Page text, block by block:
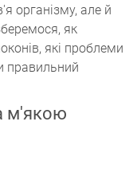
організму, але й
як
які проблеми
правильний
м'якою